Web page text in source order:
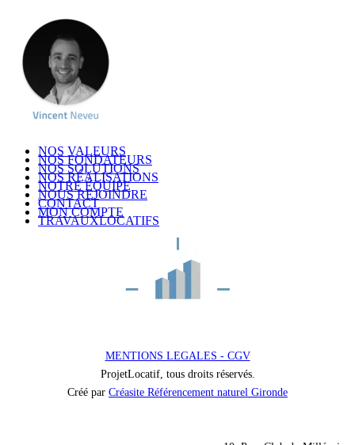
NOS VALEURS
NOS FONDATEURS
NOS SOLUTIONS
NOS RÉALISATIONS
NOTRE ÉQUIPE
NOUS REJOINDRE
CONTACT
MON COMPTE
TRAVAUXLOCATIFS
MENTIONS LEGALES - CGV
ProjetLocatif, tous droits réservés.
Créé par Créasite Référencement naturel Gironde